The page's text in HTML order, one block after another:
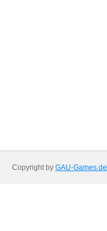
Copyright by GAU-Games.de